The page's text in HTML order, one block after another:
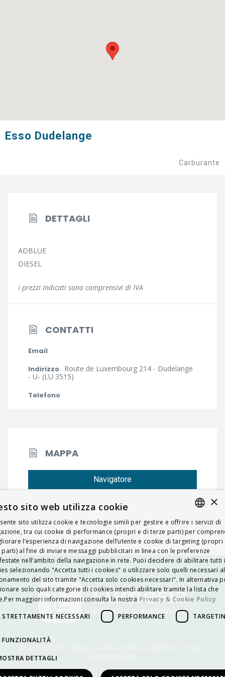
Esso Dudelange
Carburante
DETTAGLI
ADBLUE
DIESEL
i prezzi indicati sono comprensivi di IVA
CONTATTI
Email
Indirizzo Route de Luxembourg 214 - Dudelange
- U- (LU 3515)
Telefono
MAPPA
Navigatore
Privacy & Cookie Policy
ITALIAN
ENGLISH
FRENCH
HUNGARIAN
DEUTSCH
POLSKI
×
sito web utilizza cookie
sito utilizza cookie e tecnologie simili per gestire e offrire i servizi di
tra cui cookie di performance (propri e di terze parti) per
l’esperienza di navigazione dell’utente e cookie di targeting (propri
parti) al fine di inviare messaggi pubblicitari in linea con le preferenze
nell’ambito della navigazione in rete. Puoi decidere di abilitare tutti i
selezionando "Accetta tutti i cookies" o utilizzare solo quelli necessari al
del sito tramite "Accetta solo cookies necessari". In alternativa
solo quali categorie di cookies intendi abilitare tramite la lista che
maggiori informazioni consulta la nostra Privacy & Cookie Policy
STRETTAMENTE NECESSARI PERFORMANCE
FUNZIONALITÀ
DETTAGLI